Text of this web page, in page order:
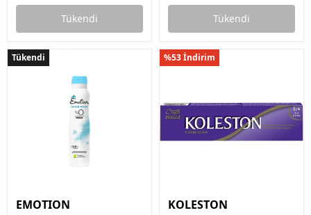
Tükendi Tükendi
Tükendi
Tükendi
EMOTION
%53 İndirim
KOLESTON